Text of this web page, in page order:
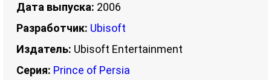
Дата выпуска: 2006
Разработчик: Ubisoft
Издатель: Ubisoft Entertainment
Серия: Prince of Persia